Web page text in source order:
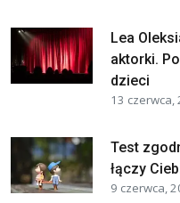
Lea
aktorki.
dzieci
13 czerwca,
Test
łączy
9 czerwca,